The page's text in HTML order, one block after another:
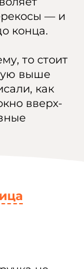
— и
конца.
то стоит
выше
как
вверх-